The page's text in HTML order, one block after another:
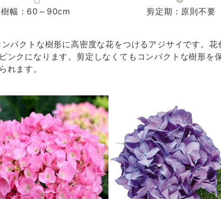
樹幅：60～90cm 剪定期：原則不要
パクトな樹形に高密度な花をつけるアジサイです。
ンクになります。剪定しなくてもコンパクトな樹形を
れます。